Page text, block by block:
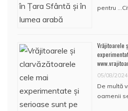
pentru …
Vrăjitoarele
05/08/2024
De multă
oamenii